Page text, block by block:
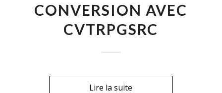
CONVERSION AVEC
CVTRPGSRC
Lire la suite